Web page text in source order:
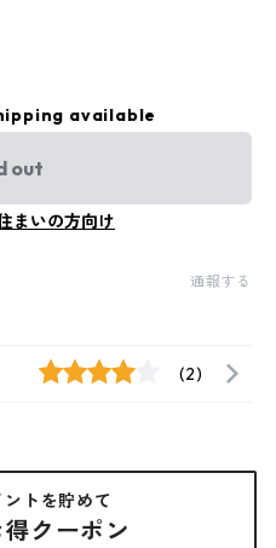
available
out
まいの方向け
通報する
(2)
トを貯めて
クーポン